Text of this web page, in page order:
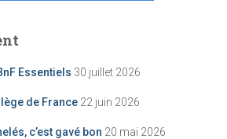
Essentiels 30 juillet 2026
de France 22 juin 2026
c’est gavé bon 20 mai 2026